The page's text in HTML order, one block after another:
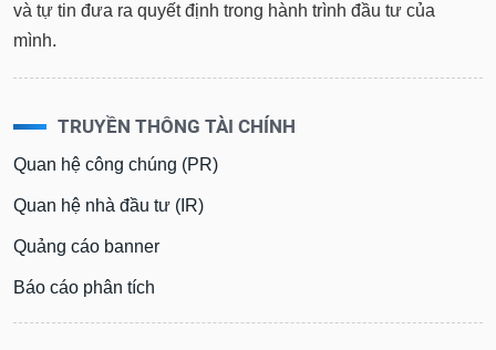
và tự tin đưa ra quyết định trong hành trình đầu tư của
mình.
TRUYỀN THÔNG TÀI CHÍNH
Quan hệ công chúng (PR)
Quan hệ nhà đầu tư (IR)
Quảng cáo banner
Báo cáo phân tích